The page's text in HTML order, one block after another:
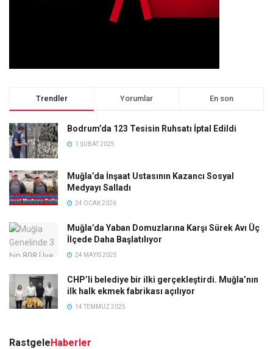
Trendler Yorumlar En son
Bodrum’da 123 Tesisin Ruhsatı İptal Edildi
1 ŞUBAT 2025
Muğla’da İnşaat Ustasının Kazancı Sosyal
Medyayı Salladı
24 OCAK 2026
Muğla’da Yaban Domuzlarına Karşı Sürek Avı Üç
İlçede Daha Başlatılıyor
24 MAYIS 2025
CHP’li belediye bir ilki gerçekleştirdi. Muğla’nın
ilk halk ekmek fabrikası açılıyor
14 TEMMUZ 2025
RastgeleHaberler